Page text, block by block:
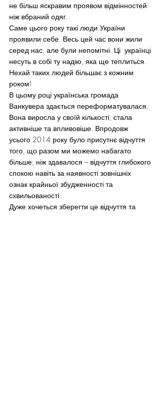
не більш яскравим проявом відмінностей
ніж вбраний одяг.
Саме цього року такі люди України
проявили себе. Весь цей час вони жили
серед нас, але були непомітні. Ці  українці
несуть в собі ту надію, яка ще теплиться.
Нехай таких людей більшає з кожним
роком!
В цьому році українська громада
Ванкувера здається переформатувалася.
Вона виросла у своїй кількості, стала
активніше та впливовіше. Впродовж
усього 2014 року було присутнє відчуття
того, що разом ми можемо набагато
більше, ніж здавалося – відчуття глибокого
спокою навіть за наявності зовнішніх
ознак крайньої збудженності та
схвильованості.
Дуже хочеться зберегти це відчуття та